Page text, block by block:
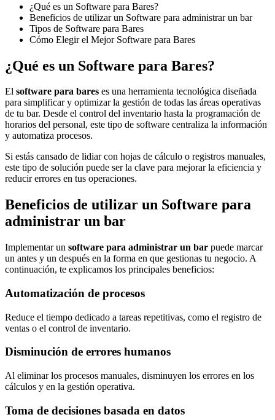
¿Qué es un Software para Bares?
Beneficios de utilizar un Software para administrar un bar
Tipos de Software para Bares
Cómo Elegir el Mejor Software para Bares
¿Qué es un Software para Bares?
El software para bares es una herramienta tecnológica diseñada
para simplificar y optimizar la gestión de todas las áreas operativas
de tu bar. Desde el control del inventario hasta la programación de
horarios del personal, este tipo de software centraliza la información
y automatiza procesos.
Si estás cansado de lidiar con hojas de cálculo o registros manuales,
este tipo de solución puede ser la clave para mejorar la eficiencia y
reducir errores en tus operaciones.
Beneficios de utilizar un Software para
administrar un bar
Implementar un software para administrar un bar puede marcar
un antes y un después en la forma en que gestionas tu negocio. A
continuación, te explicamos los principales beneficios:
Automatización de procesos
Reduce el tiempo dedicado a tareas repetitivas, como el registro de
ventas o el control de inventario.
Disminución de errores humanos
Al eliminar los procesos manuales, disminuyen los errores en los
cálculos y en la gestión operativa.
Toma de decisiones basada en datos